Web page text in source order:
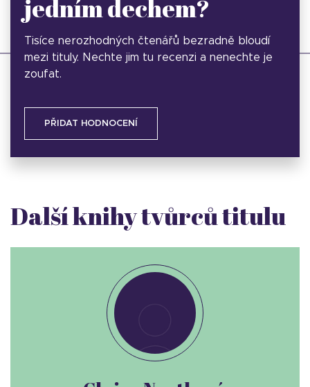
jedním dechem?
Tisíce nerozhodných čtenářů bezradně bloudí
mezi tituly. Nechte jim tu recenzi a nenechte je
zoufat.
PŘIDAT HODNOCENÍ
Další knihy tvůrců titulu